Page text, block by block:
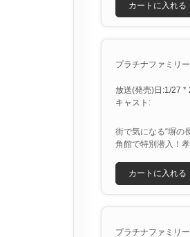
カートに入れる
プラチナファミリ
放送(発売)日:1/27 *
キャスト:
街で気になる“塀の
角館で特別潜入！
カートに入れる
プラチナファミリ